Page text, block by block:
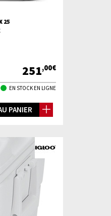
25
251,00€
EN STOCK EN LIGNE
PANIER